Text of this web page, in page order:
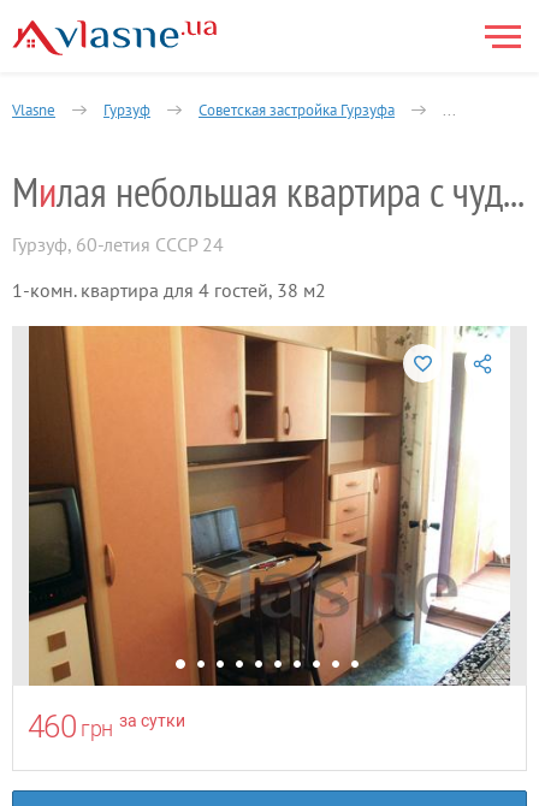
Vlasne Гурзуф Советская застройка Гурзуфа 1-комнатная
Ми лая небольшая квартира с чудным видом
Гурзуф, 60-летия СССР 24
1-комн. квартира для 4 гостей, 38 м2
460 грн за сутки